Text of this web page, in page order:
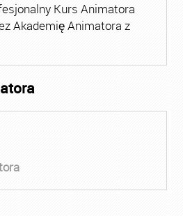
Kurs Animatora
Akademię Animatora z